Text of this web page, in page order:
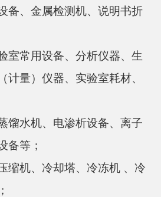
备、金属检测机、说明书折
室常用设备、分析仪器、生
计量）仪器、实验室耗材、
馏水机、电渗析设备、离子
备等；
缩机、冷却塔、冷冻机 、冷